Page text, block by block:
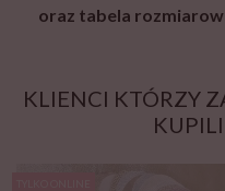
oraz tabela
KLIENCI KTÓRZY